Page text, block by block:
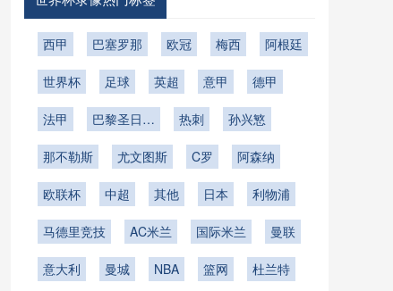
西甲 巴塞罗那 欧冠 梅西 阿根廷
世界杯 足球 英超 意甲 德甲
法甲
巴黎圣日耳
热刺 孙兴慜
那不勒斯 尤文图斯 C罗 阿森纳
欧联杯 中超 其他 日本 利物浦
马德里竞技 AC米兰 国际米兰 曼联
意大利 曼城 NBA 篮网 杜兰特